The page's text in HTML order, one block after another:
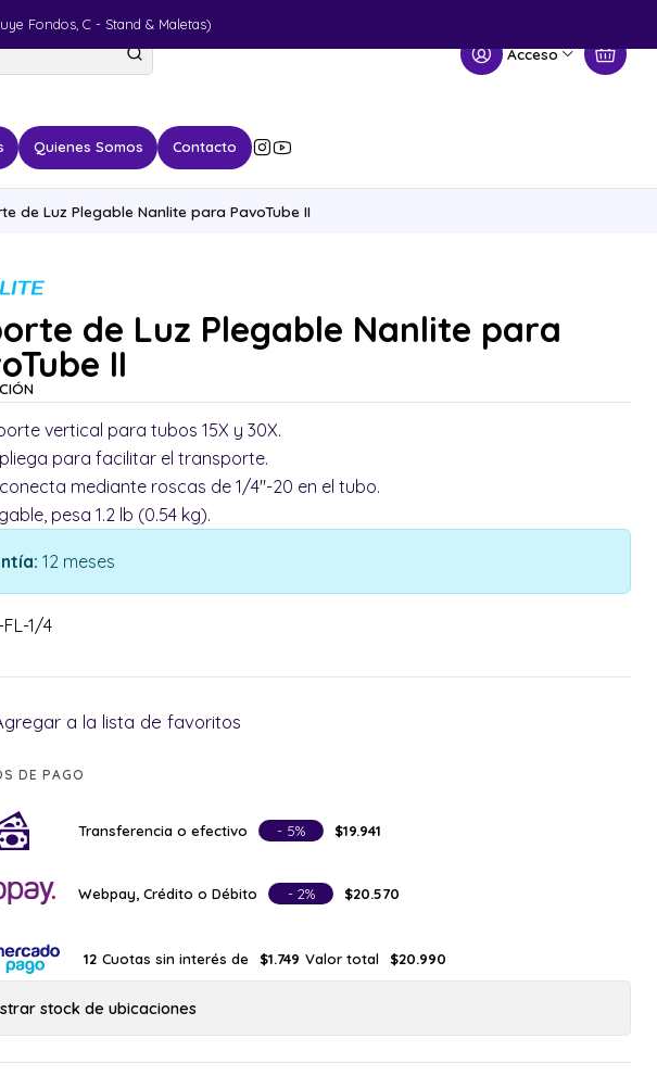
Acceso
Quienes Somos Contacto
Fondos, C - Stand & Maletas)
de Luz Plegable Nanlite para PavoTube II
de Luz Plegable Nanlite para
II
vertical para tubos 15X y 30X.
para facilitar el transporte.
mediante roscas de 1/4"-20 en el tubo.
pesa 1.2 lb (0.54 kg).
12 meses
FL-1/4
a la lista de favoritos
DE PAGO
Transferencia o efectivo - 5% $19.941
Webpay, Crédito o Débito - 2% $20.570
12 Cuotas sin interés de $1.749 Valor total $20.990
stock de ubicaciones